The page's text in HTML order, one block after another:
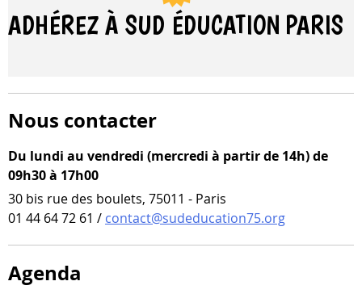
ADHÉREZ À SUD ÉDUCATION PARIS
Nous contacter
Du lundi au vendredi (mercredi à partir de 14h) de
09h30 à 17h00
30 bis rue des boulets, 75011 - Paris
01 44 64 72 61 / contact@sudeducation75.org
Agenda